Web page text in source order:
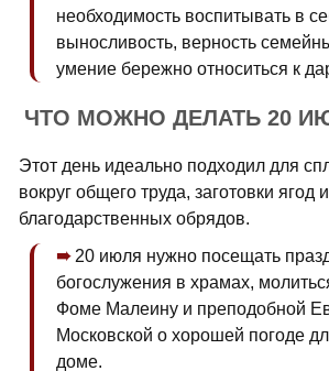
необходимость воспитывать в
выносливость, верность
умение бережно относиться к
ЧТО МОЖНО ДЕЛАТЬ 20
Этот день идеально подходил для
вокруг общего труда, заготовки ягод
благодарственных обрядов.
20 июля нужно посещать
богослужения в храмах,
Фоме Малеину и преподобной
Московской о хорошей погоде
доме.